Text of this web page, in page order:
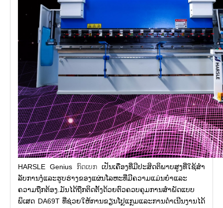
HARSLE Genius ກົດເບກ ເປັນເຄື່ອງທີ່ມີປະສິດຕິພາບສູງທີ່ໃຊ້ສໍາ
ລັບການງໍແລະຮູບຮ່າງຂອງແຜ່ນໂລຫະທີ່ມີຄວາມແມ່ນຍໍາແລະ
ຄວາມຖືກຕ້ອງ.ມັນໄດ້ຖືກຕິດຕັ້ງດ້ວຍຕົວຄວບຄຸມການສໍາພັດແບບ
ພິເສດ DA69T ທີ່ຊ່ວຍໃຫ້ການຂຽນໂປຼແກຼມແລະການດໍາເນີນງານໄດ້